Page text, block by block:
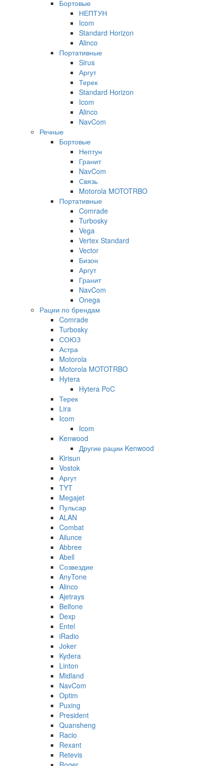
Бортовые
НЕПТУН
Icom
Standard Horizon
Alinco
Портативные
Sirus
Аргут
Терек
Standard Horizon
Icom
Alinco
NavCom
Речные
Бортовые
Нептун
Гранит
NavCom
Связь
Motorola MOTOTRBO
Портативные
Comrade
Turbosky
Vega
Vertex Standard
Vector
Бизон
Аргут
Гранит
NavCom
Onega
Рации по брендам
Comrade
Turbosky
СОЮЗ
Астра
Motorola
Motorola MOTOTRBO
Hytera
Hytera PoC
Терек
Lira
Icom
Icom
Kenwood
Другие рации Kenwood
Kirisun
Vostok
Аргут
TYT
Megajet
Пульсар
ALAN
Combat
Ailunce
Abbree
Abell
Созвездие
AnyTone
Alinco
Ajetrays
Belfone
Dexp
Entel
iRadio
Joker
Kydera
Linton
Midland
NavCom
Optim
Puxing
President
Quansheng
Racio
Rexant
Retevis